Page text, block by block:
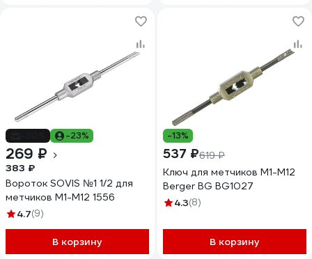
-23%
269 ₽
383 ₽
Вороток SOVIS №1 1/2 для
метчиков М1-М12 1556
4.7(9)
В корзину
-13%
537 ₽619 ₽
Ключ для метчиков М1-М12
Berger BG BG1027
4.3(8)
В корзину